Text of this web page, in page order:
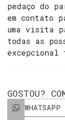
pedaço do
em contato
uma visita
todas as
excepcional
GOSTOU?
WHATSAPP